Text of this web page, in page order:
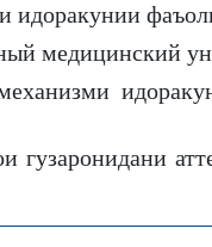
идоракунии
медицинский
гузаронидани